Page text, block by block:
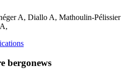
A, Diallo A, Mathoulin-Pélissier
bergonews